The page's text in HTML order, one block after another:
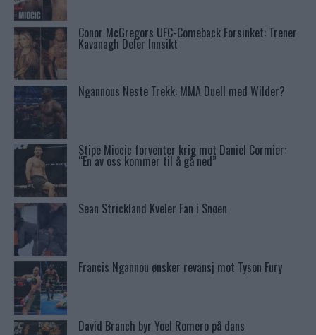
Conor McGregors UFC-Comeback Forsinket: Trener
Kavanagh Deler Innsikt
Ngannous Neste Trekk: MMA Duell med Wilder?
Stipe Miocic forventer krig mot Daniel Cormier:
“En av oss kommer til å gå ned”
Sean Strickland Kveler Fan i Snøen
Francis Ngannou ønsker revansj mot Tyson Fury
David Branch byr Yoel Romero på dans